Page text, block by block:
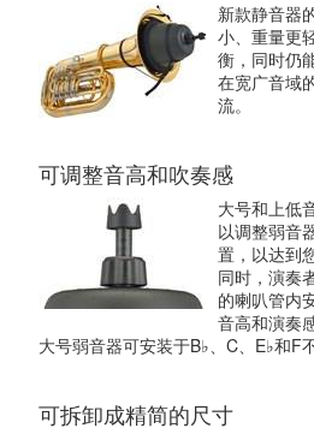
新款静音器
小、重量更
衡，同时仍
在宽广音域
流。
可调整音高和吹奏感
大号和上低
以调整弱音
置，以达到
同时，演奏
的喇叭管内
音高和演奏
大号弱音器可安装于B♭、C、E♭和F
可拆卸成精简的尺寸